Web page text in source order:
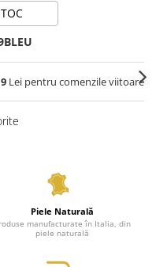
9 Lei pentru comenzile viitoare
Piele Naturală
manufacturate în Italia, din
piele naturală